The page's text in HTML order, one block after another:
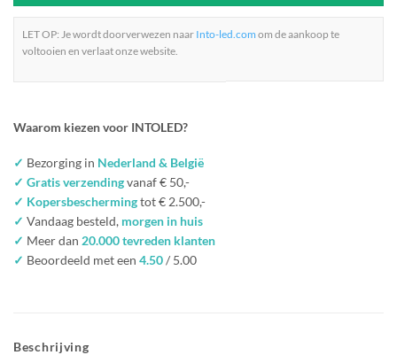
LET OP: Je wordt doorverwezen naar Into-led.com om de aankoop te
voltooien en verlaat onze website.
Waarom kiezen voor INTOLED?
✓ Bezorging in Nederland & België
✓ Gratis verzendingvanaf € 50,-
✓ Kopersbeschermingtot € 2.500,-
✓ Vandaag besteld, morgen in huis
✓ Meer dan 20.000 tevreden klanten
✓ Beoordeeld met een 4.50/ 5.00
Beschrijving